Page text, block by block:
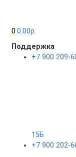
0 0.00р.
Поддержка
+7 900 209-
15Б
+7 900 202-